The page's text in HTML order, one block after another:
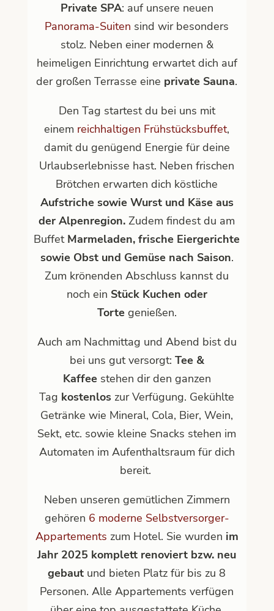
Private SPA: auf unsere neuen
Panorama-Suiten sind wir besonders
stolz. Neben einer modernen &
heimeligen Einrichtung erwartet dich auf
der großen Terrasse eine private Sauna.
Den Tag startest du bei uns mit
einem reichhaltigen Frühstücksbuffet,
damit du genügend Energie für deine
Urlaubserlebnisse hast. Neben frischen
Brötchen erwarten dich köstliche
Aufstriche sowie Wurst und Käse aus
der Alpenregion.Zudem findest du am
BuffetMarmeladen,frische Eiergerichte
sowie Obst und Gemüse nach Saison.
Zum krönenden Abschluss kannst du
noch ein Stück Kuchen oder
Torte genießen.
Auch am Nachmittag und Abend bist du
bei uns gut versorgt: Tee &
Kaffee stehen dir den ganzen
Tag kostenlos zur Verfügung. Gekühlte
Getränke wie Mineral, Cola, Bier, Wein,
Sekt, etc. sowie kleine Snacks stehen im
Automaten im Aufenthaltsraum für dich
bereit.
Neben unseren gemütlichen Zimmern
gehören 6 moderne Selbstversorger-
Appartements zum Hotel. Sie wurden im
Jahr 2025 komplett renoviert bzw. neu
gebaut und bieten Platz für bis zu 8
Personen. Alle Appartements verfügen